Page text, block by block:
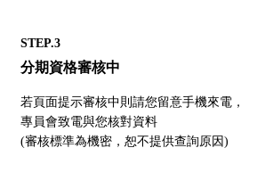
STEP.3
分期資格審核中
若頁面提示審核中則請您留意手機來電，
專員會致電與您核對資料
(審核標準為機密，恕不提供查詢原因)